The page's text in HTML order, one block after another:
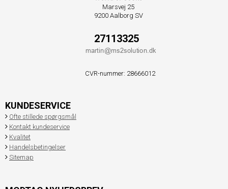
Marsvej 25
9200 Aalborg SV
27113325
CVR-nummer: 28666012
KUNDESERVICE
Ofte stillede spørgsmål
Kontakt kundeservice
Kvalitet
Handelsbetingelser
Sitemap